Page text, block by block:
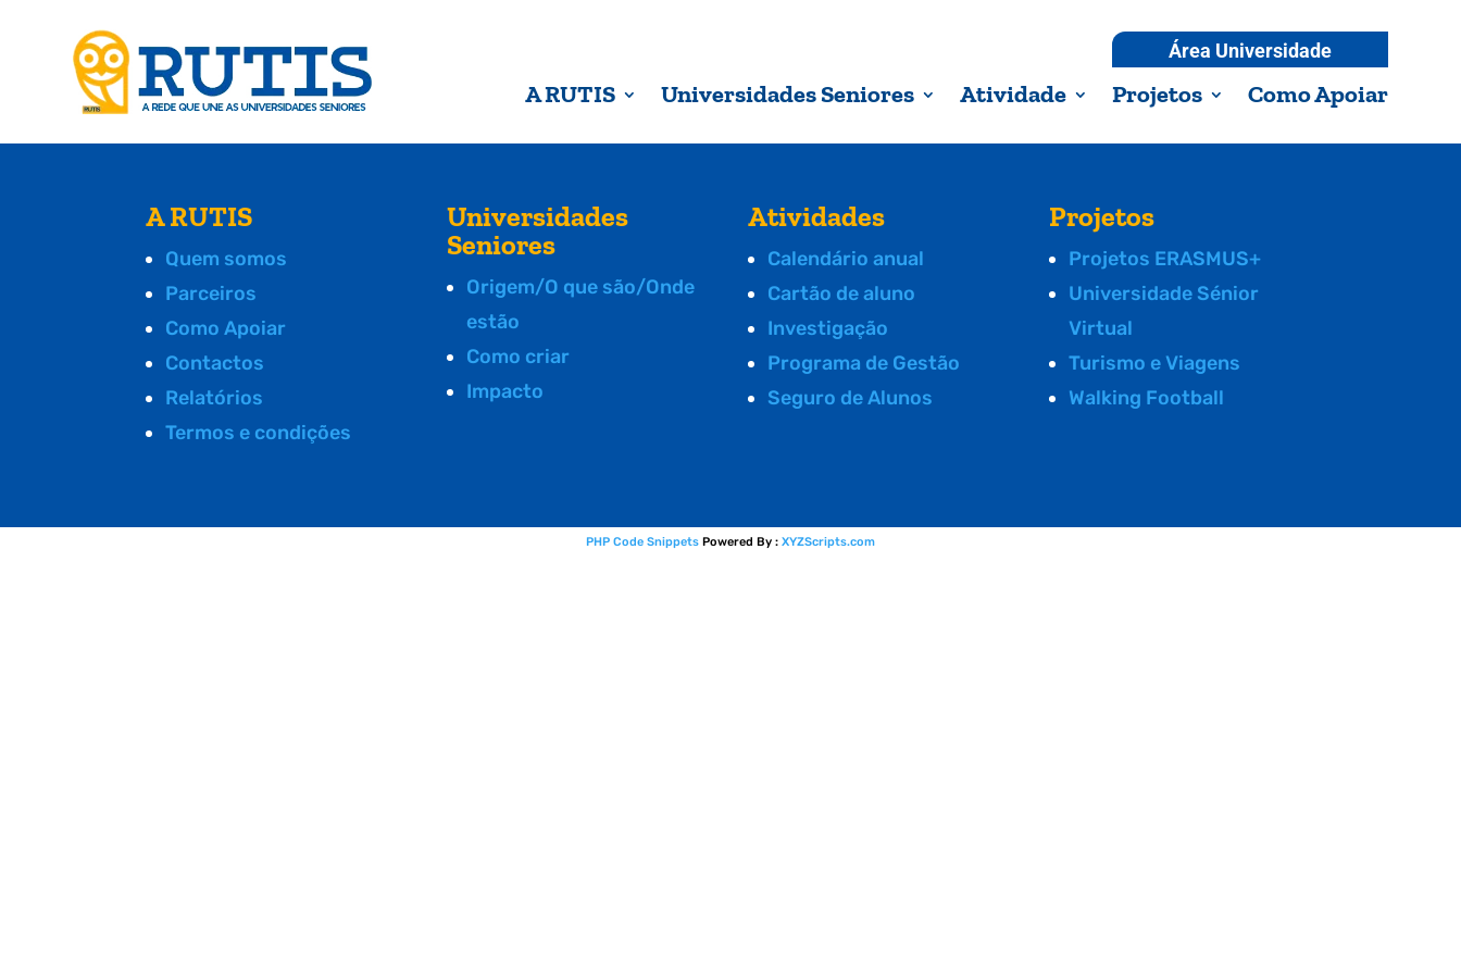
Área Universidade
A RUTIS Universidades Seniores Atividade Projetos Como Apoiar
A RUTIS
Quem somos
Parceiros
Como Apoiar
Contactos
Relatórios
Termos e condições
Universidades
Seniores
Origem/O que são/Onde
estão
Como criar
Impacto
Atividades
Calendário anual
Cartão de aluno
Investigação
Programa de Gestão
Seguro de Alunos
Projetos
Projetos ERASMUS+
Universidade Sénior
Virtual
Turismo e Viagens
Walking Football
PHP Code Snippets Powered By : XYZScripts.com